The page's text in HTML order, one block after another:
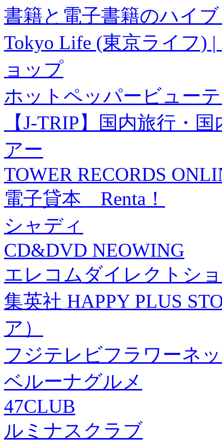
書籍と電子書籍のハイ
Tokyo Life (東京ライフ)
ョップ
ホットペッパービュー
【J-TRIP】国内旅行・
アー
TOWER RECORDS
電子貸本 Renta！
シャディ
CD&DVD NEOWING
エレコムダイレクトシ
集英社 HAPPY PLUS
ア）
フジテレビフラワーネ
ベルーナグルメ
47CLUB
ルミナスクラブ